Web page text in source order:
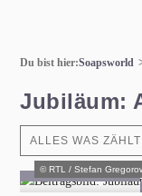
Du bist hier:Soapsworld
Jubiläum:
ALLES WAS
© RTL / Stefan